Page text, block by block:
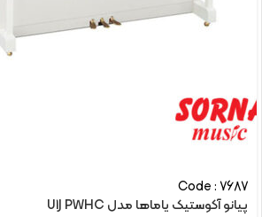
Code : 7687
پیانو آکوستیک یاماها مدل U1J PWHC